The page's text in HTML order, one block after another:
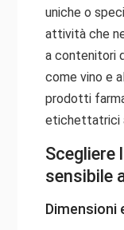
uniche o
attività che
a contenitori
come vino e
prodotti
etichettatrici
sensibile
Dimensioni